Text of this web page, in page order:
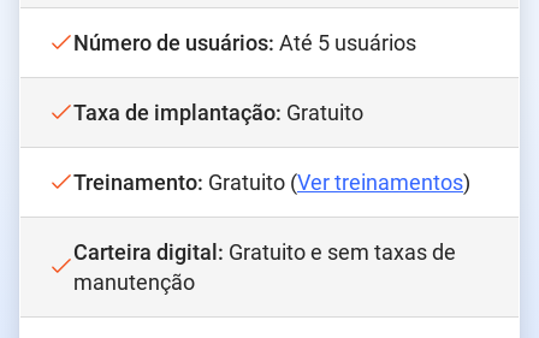
Número de usuários: Até 5 usuários
Taxa de implantação: Gratuito
Treinamento: Gratuito (Ver treinamentos)
Carteira digital : Gratuito e sem taxas de
manutenção